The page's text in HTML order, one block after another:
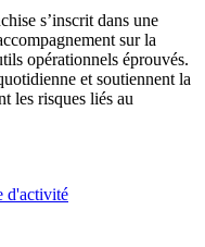
s’inscrit dans une
sur la
opérationnels éprouvés.
et soutiennent la
les risques liés au
d'activité